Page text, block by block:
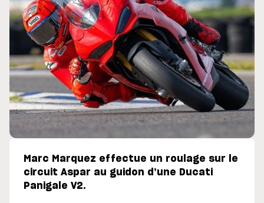
Marc Marquez effectue un roulage sur le
circuit Aspar au guidon d’une Ducati
Panigale V2.